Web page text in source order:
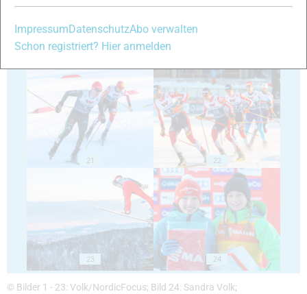
21 22
23 24
© Bilder 1 - 23: Volk/NordicFocus; Bild 24: Sandra Volk;
Impressum DatenschutzAbo verwalten
Schon registriert? Hier anmelden